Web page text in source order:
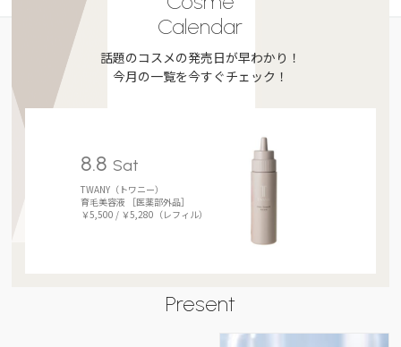
Calendar
話題のコスメの発売日が早わかり！
今月の一覧を今すぐチェック！
8.8 Sat
TWANY（トワニー）
育毛美容液 ［医薬部外品］
￥5,500 / ￥5,280（レフィル）
Present